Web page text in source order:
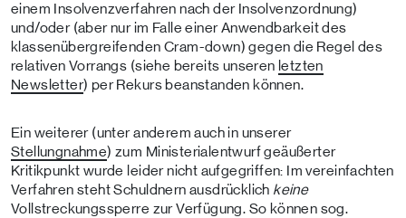
einem Insolvenzverfahren nach der Insolvenzordnung)
und/oder (aber nur im Falle einer Anwendbarkeit des
klassenübergreifenden Cram-down) gegen die Regel des
relativen Vorrangs (siehe bereits unseren letzten
Newsletter) per Rekurs beanstanden können.
Ein weiterer (unter anderem auch in unserer
Stellungnahme) zum Ministerialentwurf geäußerter
Kritikpunkt wurde leider nicht aufgegriffen: Im vereinfachten
Verfahren steht Schuldnern ausdrücklich keine
Vollstreckungssperre zur Verfügung. So können sog.